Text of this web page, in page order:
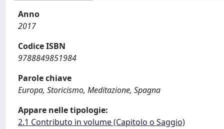
Anno
2017
Codice ISBN
9788849851984
Parole chiave
Europa, Storicismo, Meditazione, Spagna
Appare nelle tipologie:
2.1 Contributo in volume (Capitolo o Saggio)